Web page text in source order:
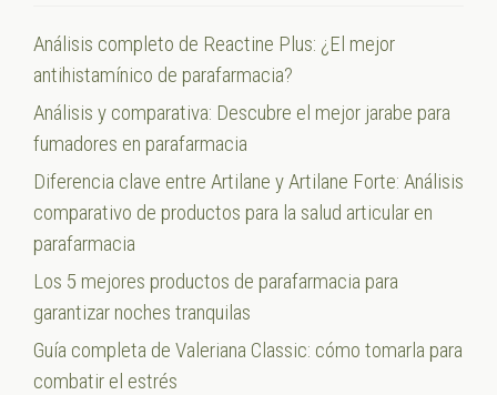
Análisis completo de Reactine Plus: ¿El mejor
antihistamínico de parafarmacia?
Análisis y comparativa: Descubre el mejor jarabe para
fumadores en parafarmacia
Diferencia clave entre Artilane y Artilane Forte: Análisis
comparativo de productos para la salud articular en
parafarmacia
Los 5 mejores productos de parafarmacia para
garantizar noches tranquilas
Guía completa de Valeriana Classic: cómo tomarla para
combatir el estrés